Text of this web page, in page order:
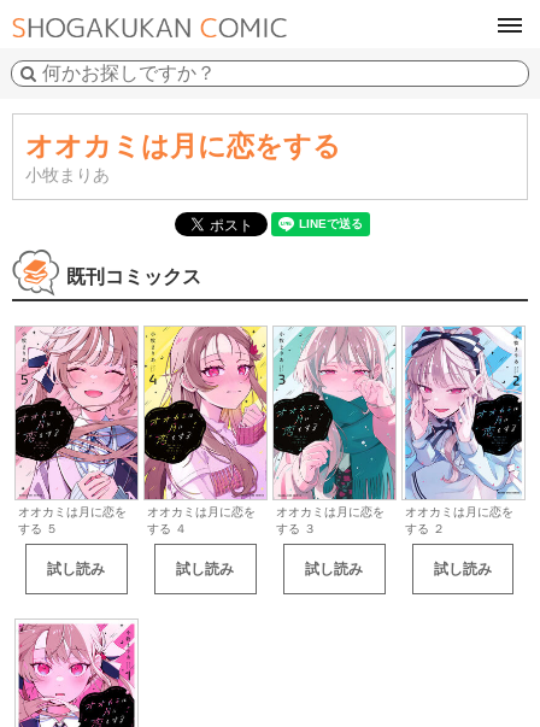
オオカミは月に恋をする
小牧まりあ
既刊コミックス
オオカミは月に恋を
する ５
試し読み
オオカミは月に恋を
する ４
試し読み
オオカミは月に恋を
する ３
試し読み
オオカミは月に恋を
する ２
試し読み